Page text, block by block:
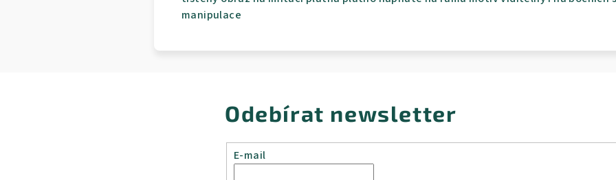
manipulace
Odebírat newsletter
E-mail